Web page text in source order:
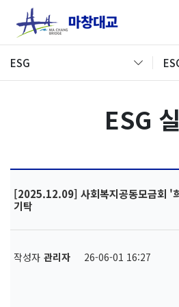
ESG
ESG
[2025.12.09] 사회복지공동모금회 '
기탁
작성자 관리자 26-06-01 16:27